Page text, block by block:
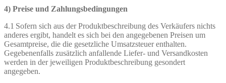
4) Preise und Zahlungsbedingungen
4.1 Sofern sich aus der Produktbeschreibung des Verkäufers nichts
anderes ergibt, handelt es sich bei den angegebenen Preisen um
Gesamtpreise, die die gesetzliche Umsatzsteuer enthalten.
Gegebenenfalls zusätzlich anfallende Liefer- und Versandkosten
werden in der jeweiligen Produktbeschreibung gesondert
angegeben.